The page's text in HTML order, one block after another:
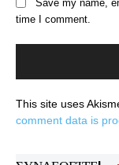
Save my name,
time I comment.
This site uses
comment data is